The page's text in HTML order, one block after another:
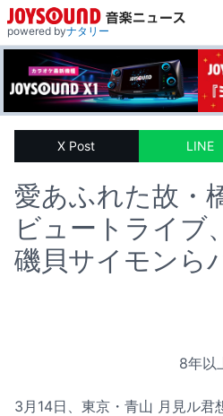
powered byナタリー
X Post LINE
愛あふれた故・
ビュートライブ
磯貝サイモンら
8年以
3月14日、東京・青山 月見ル君